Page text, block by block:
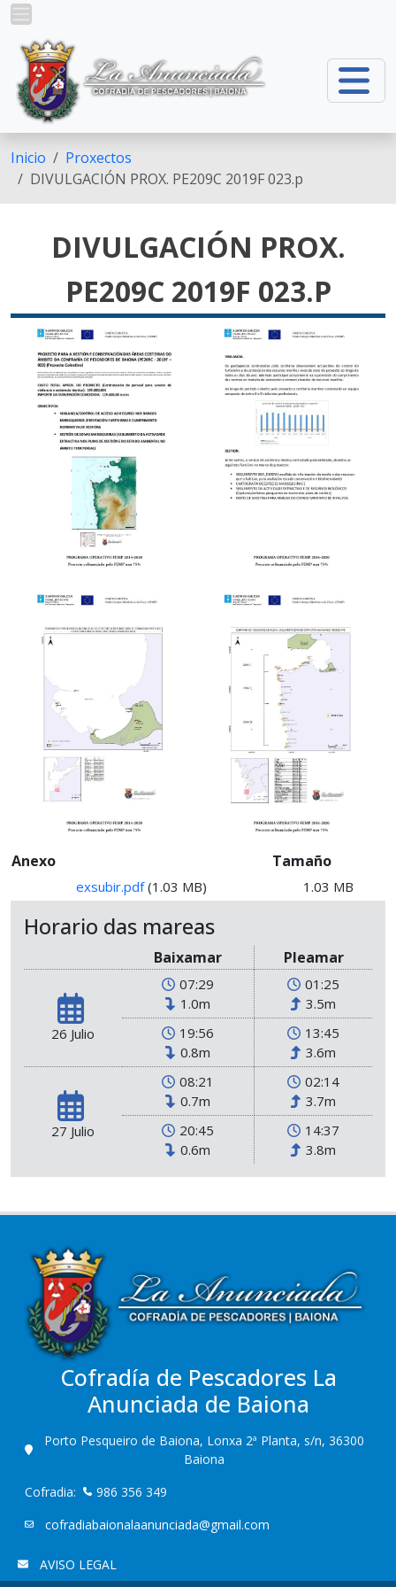
Ir o contido principal
Inicio
Proxectos
DIVULGACIÓN PROX. PE209C 2019F 023.p
DIVULGACIÓN PROX.
PE209C 2019F 023.P
Anexo Tamaño
exsubir.pdf (1.03 MB) 1.03 MB
Horario das mareas
Baixamar Pleamar
26 Julio
07:29
1.0m
01:25
3.5m
19:56
0.8m
13:45
3.6m
27 Julio
08:21
0.7m
02:14
3.7m
20:45
0.6m
14:37
3.8m
Cofradía de Pescadores La
Anunciada de Baiona
Porto Pesqueiro de Baiona, Lonxa 2ª Planta, s/n, 36300
Baiona
Cofradia:
986 356 349
cofradiabaionalaanunciada@gmail.com
AVISO LEGAL